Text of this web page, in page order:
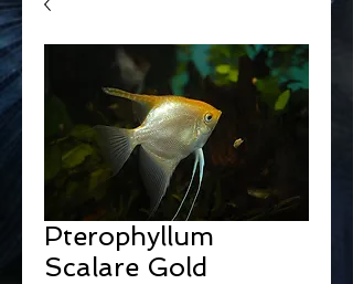
Pterophyllum
Scalare Gold